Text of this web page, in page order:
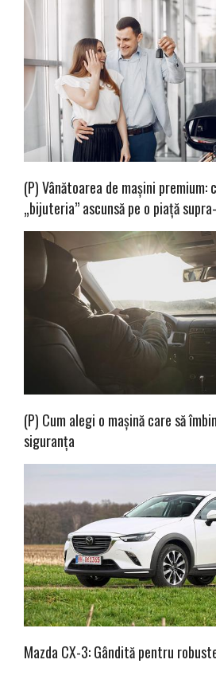
(P) Vânătoarea de mașini premium:
„bijuteria” ascunsă pe o piață
(P) Cum alegi o mașină care să
siguranța
Mazda CX-3: Gândită pentru